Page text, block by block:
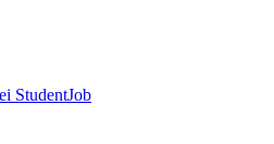
StudentJob